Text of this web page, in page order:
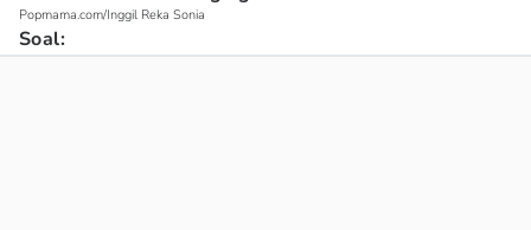
Popmama.com/Inggil Reka Sonia
Soal: